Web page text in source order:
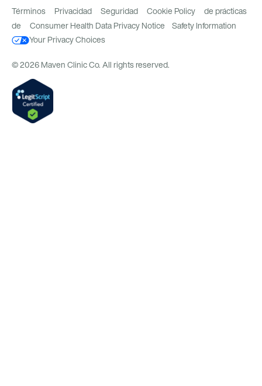
Términos Privacidad Seguridad Cookie Policy
de prácticas
de
Consumer Health Data Privacy Notice
Safety Information
Your Privacy Choices
© 2026 Maven Clinic Co. All rights reserved.